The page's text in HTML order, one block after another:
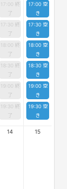
17:00 終
了
17:30 終
了
18:00 終
了
18:30 終
了
19:00 終
了
19:30 終
了
17:00 空
き
17:30 空
き
18:00 空
き
18:30 空
き
19:00 空
き
19:30 空
き
14 15